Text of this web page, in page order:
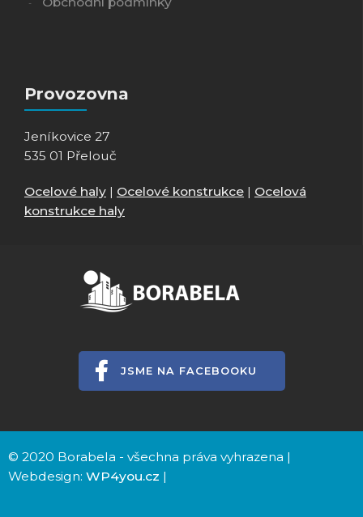
Provozovna
Jeníkovice 27
535 01 Přelouč
Ocelové haly | Ocelové konstrukce | Ocelová
konstrukce haly
JSME NA FACEBOOKU
© 2020 Borabela - všechna práva vyhrazena |
Webdesign: WP4you.cz |